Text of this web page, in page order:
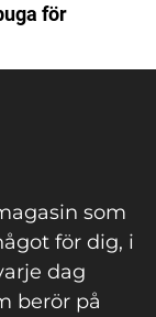
för
som
för dig, i
dag
berör på